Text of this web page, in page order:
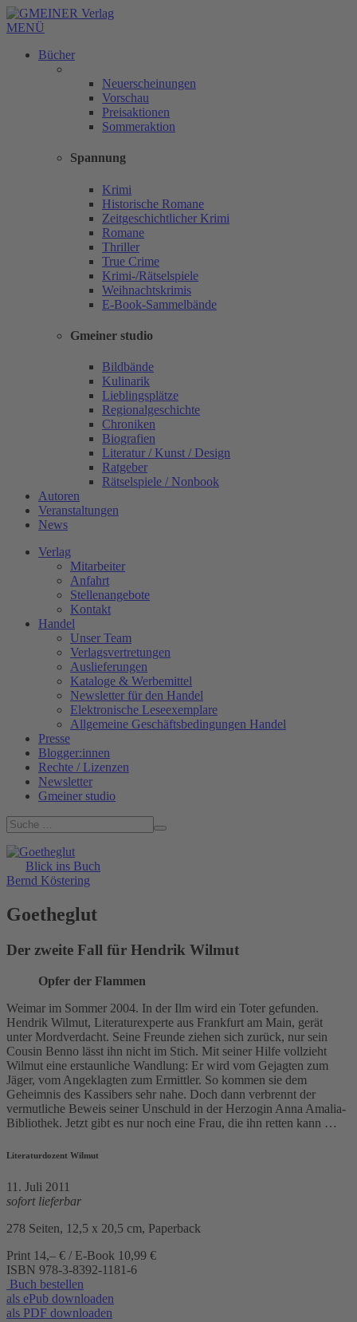
MENÜ
Bücher
Neuerscheinungen
Vorschau
Preisaktionen
Sommeraktion
Spannung
Krimi
Historische Romane
Zeitgeschichtlicher Krimi
Romane
Thriller
True Crime
Krimi-/Rätselspiele
Weihnachtskrimis
E-Book-Sammelbände
Gmeiner studio
Bildbände
Kulinarik
Lieblingsplätze
Regionalgeschichte
Chroniken
Biografien
Literatur / Kunst / Design
Ratgeber
Rätselspiele / Nonbook
Autoren
Veranstaltungen
News
Verlag
Mitarbeiter
Anfahrt
Stellenangebote
Kontakt
Handel
Unser Team
Verlagsvertretungen
Auslieferungen
Kataloge & Werbemittel
Newsletter für den Handel
Elektronische Leseexemplare
Allgemeine Geschäftsbedingungen Handel
Presse
Blogger:innen
Rechte / Lizenzen
Newsletter
Gmeiner studio
Blick ins Buch
Bernd Köstering
Goetheglut
Der zweite Fall für Hendrik Wilmut
Opfer der Flammen
Weimar im Sommer 2004. In der Ilm wird ein Toter gefunden.
Hendrik Wilmut, Literaturexperte aus Frankfurt am Main, gerät
unter Mordverdacht. Seine Freunde ziehen sich zurück, nur sein
Cousin Benno lässt ihn nicht im Stich. Mit seiner Hilfe vollzieht
Wilmut eine erstaunliche Wandlung: Er wird vom Gejagten zum
Jäger, vom Angeklagten zum Ermittler. So kommen sie dem
Geheimnis des Kassibers sehr nahe. Doch dann verbrennt der
vermutliche Beweis seiner Unschuld in der Herzogin Anna Amalia-
Bibliothek. Jetzt gibt es nur noch eine Frau, die ihn retten kann …
Literaturdozent Wilmut
11. Juli 2011
sofort lieferbar
278 Seiten, 12,5 x 20,5 cm, Paperback
Print 14,– € / E-Book 10,99 €
ISBN 978-3-8392-1181-6
Buch bestellen
als ePub downloaden
als PDF downloaden